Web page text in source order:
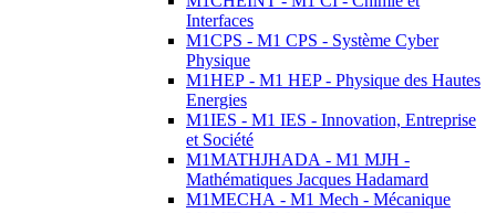
Interfaces
M1CPS - M1 CPS - Système Cyber
Physique
M1HEP - M1 HEP - Physique des Hautes
Energies
M1IES - M1 IES - Innovation, Entreprise
et Société
M1MATHJHADA - M1 MJH -
Mathématiques Jacques Hadamard
M1MECHA - M1 Mech - Mécanique